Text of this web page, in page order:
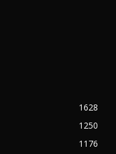
1628
1250
1176